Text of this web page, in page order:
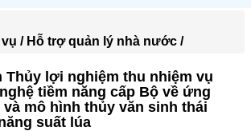
/ Hỗ trợ quản lý nhà nước /
Thủy lợi nghiệm thu nhiệm vụ
tiềm năng cấp Bộ về ứng
mô hình thủy văn sinh thái
suất lúa